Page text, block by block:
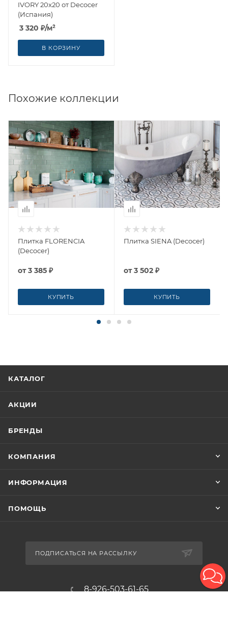
IVORY 20x20 от Decocer
(Испания)
3 320 ₽/м²
В КОРЗИНУ
Похожие коллекции
Плитка FLORENCIA
(Decocer)
от3 385 ₽
КУПИТЬ
Плитка SIENA (Decocer)
от3 502 ₽
КУПИТЬ
КАТАЛОГ
АКЦИИ
БРЕНДЫ
КОМПАНИЯ
ИНФОРМАЦИЯ
ПОМОЩЬ
ПОДПИСАТЬСЯ НА РАССЫЛКУ
8-926-503-61-65